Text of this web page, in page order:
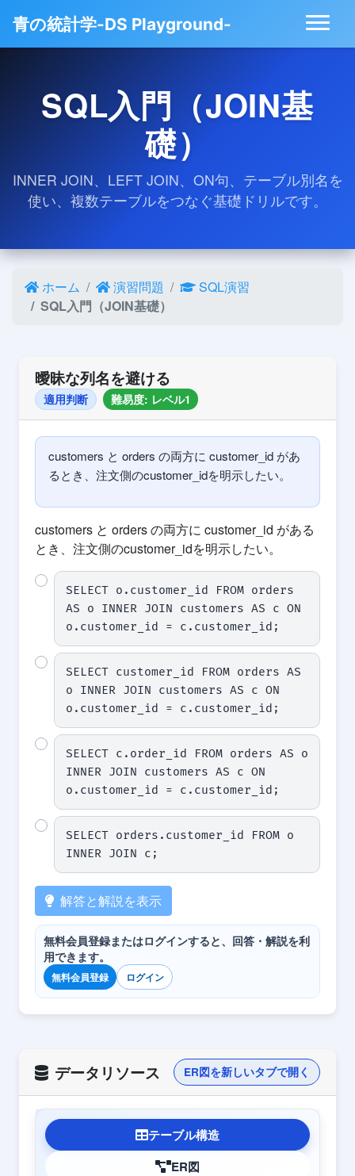
青の統計学-DS Playground-
SQL入門（JOIN基
礎）
INNER JOIN、LEFT JOIN、ON句、テーブル別名を
使い、複数テーブルをつなぐ基礎ドリルです。
ホーム 演習問題
SQL演習
SQL入門（JOIN基礎）
曖昧な列名を避ける
適用判断 難易度: レベル1
customers と orders の両方に customer_id があ
るとき、注文側のcustomer_idを明示したい。
customers と orders の両方に customer_id がある
とき、注文側のcustomer_idを明示したい。
SELECT o.customer_id FROM orders
AS o INNER JOIN customers AS c ON
o.customer_id = c.customer_id;
SELECT customer_id FROM orders AS
o INNER JOIN customers AS c ON
o.customer_id = c.customer_id;
SELECT c.order_id FROM orders AS o
INNER JOIN customers AS c ON
o.customer_id = c.customer_id;
SELECT orders.customer_id FROM o
INNER JOIN c;
解答と解説を表示
無料会員登録またはログインすると、回答・解説を利
用できます。
無料会員登録 ログイン
データリソース ER図を新しいタブで開く
テーブル構造
ER図